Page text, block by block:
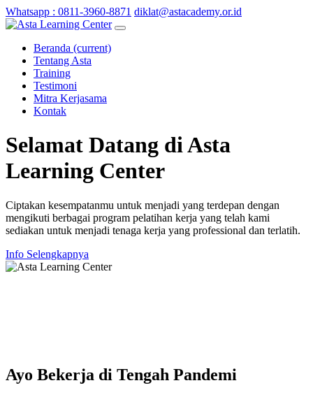
Whatsapp : 0811-3960-8871 diklat@astacademy.or.id
Beranda (current)
Tentang Asta
Training
Testimoni
Mitra Kerjasama
Kontak
Selamat Datang diAsta
Learning Center
Ciptakan kesempatanmu untuk menjadi yang terdepan dengan
mengikuti berbagai program pelatihan kerja yang telah kami
sediakan untuk menjadi tenaga kerja yang professional dan terlatih.
Info Selengkapnya
Ayo Bekerja di Tengah Pandemi